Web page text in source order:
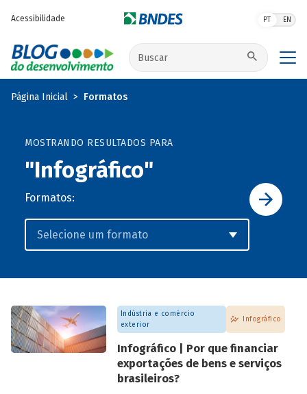
Acessibilidade PT EN
Buscar no site
Página Inicial Formatos
MOSTRANDO RESULTADOS PARA
"Infográfico"
Formatos:
Indústria e comércio
exterior
Infográfico
Infográfico | Por que financiar
exportações de bens e serviços
brasileiros?